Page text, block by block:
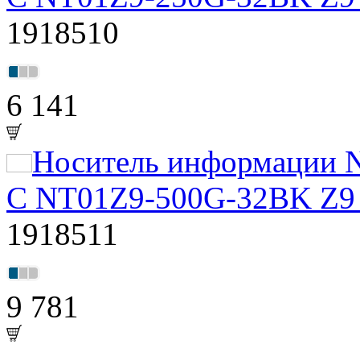
1918510
6 141
Носитель информации
C NT01Z9-500G-32BK
1918511
9 781